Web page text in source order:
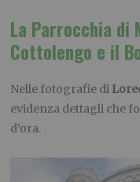
La Parrocchia di
Cottolengo e il
Nelle fotografie di
evidenza dettagli che
d’ora.